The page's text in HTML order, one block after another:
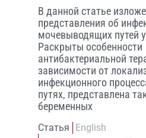
В данной статье
представления об
мочевыводящих путей
Раскрыты особенности
антибактериальной
зависимости от
инфекционного
путях, представлена
беременных
Статья
English